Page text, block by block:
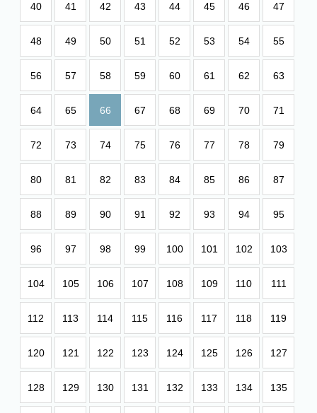
40 41 42 43 44 45 46 47
48 49 50 51 52 53 54 55
56 57 58 59 60 61 62 63
64 65 66 67 68 69 70 71
72 73 74 75 76 77 78 79
80 81 82 83 84 85 86 87
88 89 90 91 92 93 94 95
96 97 98 99 100 101 102 103
104 105 106 107 108 109 110 111
112 113 114 115 116 117 118 119
120 121 122 123 124 125 126 127
128 129 130 131 132 133 134 135